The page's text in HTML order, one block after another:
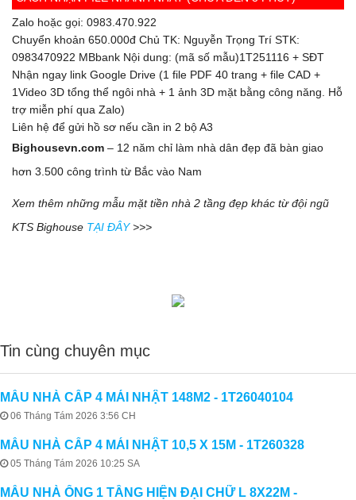
Zalo hoặc gọi: 0983.470.922
Chuyển khoản 650.000đ Chủ TK: Nguyễn Trọng Trí STK:
0983470922 MBbank Nội dung: (mã số mẫu)1T251116 + SĐT
Nhận ngay link Google Drive (1 file PDF 40 trang + file CAD +
1Video 3D tổng thể ngôi nhà + 1 ảnh 3D mặt bằng công năng. Hỗ
trợ miễn phí qua Zalo)
Liên hệ để gửi hồ sơ nếu cần in 2 bộ A3
Bighousevn.com – 12 năm chỉ làm nhà dân đẹp đã bàn giao
hơn 3.500 công trình từ Bắc vào Nam
Xem thêm những mẫu mặt tiền nhà 2 tầng đẹp khác từ đội ngũ
KTS Bighouse TẠI ĐÂY>>>
Tin cùng chuyên mục
MẪU NHÀ CẤP 4 MÁI NHẬT 148M2 - 1T26040104
06 Tháng Tám 2026 3:56 CH
MẪU NHÀ CẤP 4 MÁI NHẬT 10,5 X 15M - 1T260328
05 Tháng Tám 2026 10:25 SA
MẪU NHÀ ỐNG 1 TẦNG HIỆN ĐẠI CHỮ L 8X22M -